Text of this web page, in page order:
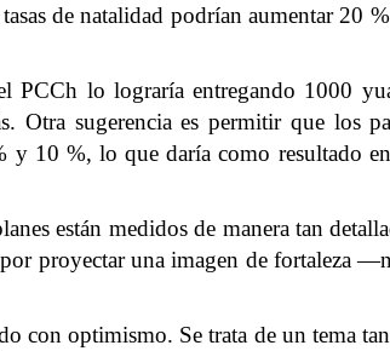
tasas de natalidad podrían aumentar
PCCh lo lograría entregando 1000
Otra sugerencia es permitir que los
y 10 %, lo que daría como resultado
están medidos de manera tan
proyectar una imagen de fortaleza
con optimismo. Se trata de un tema